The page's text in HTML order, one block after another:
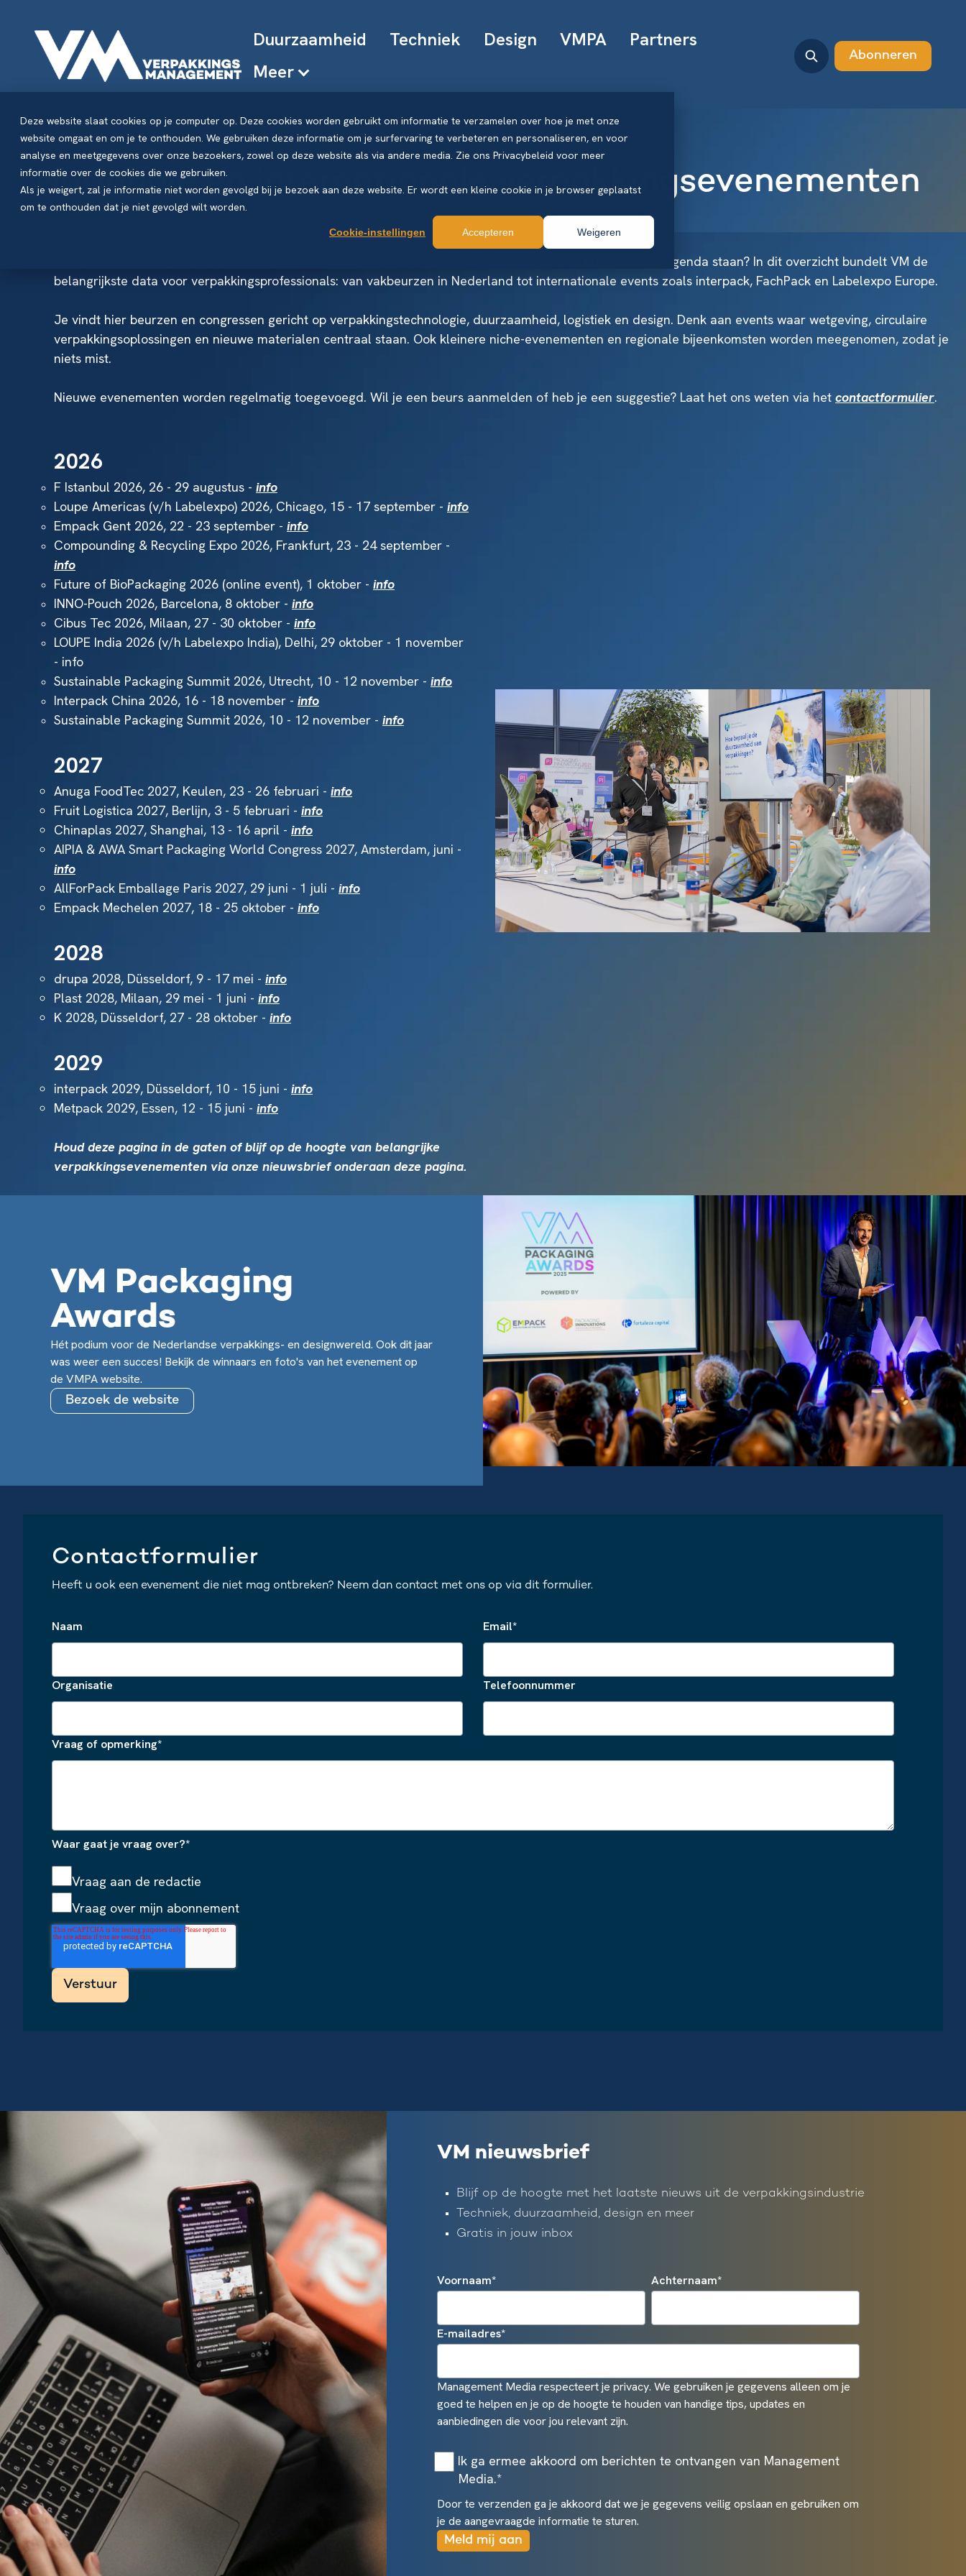
Deze website slaat cookies op je computer op. Deze cookies worden gebruikt om informatie te verzamelen over hoe je met onze
website omgaat en om je te onthouden. We gebruiken deze informatie om je surfervaring te verbeteren en personaliseren, en voor
analyse en meetgegevens over onze bezoekers, zowel op deze website als via andere media. Zie ons Privacybeleid voor meer
informatie over de cookies die we gebruiken.
Als je weigert, zal je informatie niet worden gevolgd bij je bezoek aan deze website. Er wordt een kleine cookie in je browser geplaatst
om te onthouden dat je niet gevolgd wilt worden.
Cookie-instellingen Accepteren Weigeren
Duurzaamheid Techniek Design VMPA
Partners
Meer
Abonneren
Nationale en internationale verpakkingsevenementen
Wil je weten welke grote verpakkingsevenementen en verpakkingsbeurzen in Nederland of Europa op de agenda staan? In dit overzicht bundelt VM de
belangrijkste data voor verpakkingsprofessionals: van vakbeurzen in Nederland tot internationale events zoals interpack, FachPack en Labelexpo Europe.
Je vindt hier beurzen en congressen gericht op verpakkingstechnologie, duurzaamheid, logistiek en design. Denk aan events waar wetgeving, circulaire
verpakkingsoplossingen en nieuwe materialen centraal staan. Ook kleinere niche-evenementen en regionale bijeenkomsten worden meegenomen, zodat je
niets mist.
Nieuwe evenementen worden regelmatig toegevoegd. Wil je een beurs aanmelden of heb je een suggestie? Laat het ons weten via het contactformulier.
2026
F Istanbul 2026, 26 - 29 augustus - info
Loupe Americas (v/h Labelexpo) 2026, Chicago, 15 - 17 september - info
Empack Gent 2026, 22 - 23 september - info
Compounding & Recycling Expo 2026, Frankfurt, 23 - 24 september -
info
Future of BioPackaging 2026 (online event), 1 oktober - info
INNO-Pouch 2026, Barcelona, 8 oktober - info
Cibus Tec 2026, Milaan, 27 - 30 oktober - info
LOUPE India 2026 (v/h Labelexpo India), Delhi, 29 oktober - 1 november
- info
Sustainable Packaging Summit 2026, Utrecht, 10 - 12 november - info
Interpack China 2026, 16 - 18 november - info
Sustainable Packaging Summit 2026, 10 - 12 november - info
2027
Anuga FoodTec 2027, Keulen, 23 - 26 februari - info
Fruit Logistica 2027, Berlijn, 3 - 5 februari - info
Chinaplas 2027, Shanghai, 13 - 16 april - info
AIPIA & AWA Smart Packaging World Congress 2027, Amsterdam, juni -
info
AllForPack Emballage Paris 2027, 29 juni - 1 juli - info
Empack Mechelen 2027, 18 - 25 oktober - info
2028
drupa 2028, Düsseldorf, 9 - 17 mei - info
Plast 2028, Milaan, 29 mei - 1 juni - info
K 2028, Düsseldorf, 27 - 28 oktober - info
2029
interpack 2029, Düsseldorf, 10 - 15 juni - info
Metpack 2029, Essen, 12 - 15 juni - info
Houd deze pagina in de gaten of blijf op de hoogte van belangrijke
verpakkingsevenementen via onze nieuwsbrief onderaan deze pagina.
VM Packaging
Awards
Hét podium voor de Nederlandse verpakkings- en designwereld. Ook dit jaar
was weer een succes! Bekijk de winnaars en foto's van het evenement op
de VMPA website.
Bezoek de website
Contactformulier
Heeft u ook een evenement die niet mag ontbreken? Neem dan contact met ons op via dit formulier.
Naam Email*
Organisatie Telefoonnummer
Vraag of opmerking*
Waar gaat je vraag over?*
Vraag aan de redactie
Vraag over mijn abonnement
VM nieuwsbrief
Blijf op de hoogte met het laatste nieuws uit de verpakkingsindustrie
Techniek, duurzaamheid, design en meer
Gratis in jouw inbox
Voornaam* Achternaam*
E-mailadres*
Management Media respecteert je privacy. We gebruiken je gegevens alleen om je
goed te helpen en je op de hoogte te houden van handige tips, updates en
aanbiedingen die voor jou relevant zijn.
Ik ga ermee akkoord om berichten te ontvangen van Management
Media.*
Door te verzenden ga je akkoord dat we je gegevens veilig opslaan en gebruiken om
je de aangevraagde informatie te sturen.